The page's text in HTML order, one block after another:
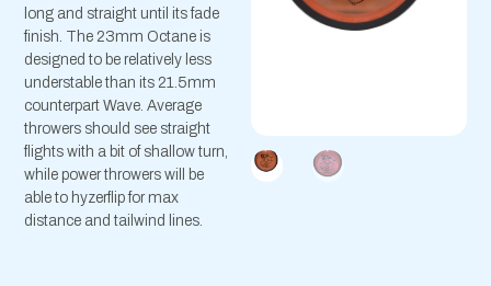
long and straight until its fade
finish. The 23mm Octane is
designed to be relatively less
understable than its 21.5mm
counterpart Wave. Average
throwers should see straight
flights with a bit of shallow turn,
while power throwers will be
able to hyzerflip for max
distance and tailwind lines.